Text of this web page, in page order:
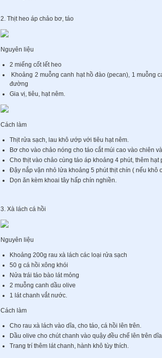
2. Thịt heo áp chảo bơ, táo
Nguyên liệu
2 miếng cốt lết heo
Khoảng 2 muỗng canh hạt hồ đào (pecan), 1 muỗng
đường
Gia vị, tiêu, hạt nêm.
Cách làm
Thịt rửa sạch, lau khô ướp với tiêu hạt nêm.
Bơ cho vào chảo nóng cho táo cắt múi cao vào chiên
Cho thịt vào chảo cùng táo áp khoảng 4 phút, thêm
Đậy nắp vặn nhỏ lửa khoảng 5 phút thịt chín ( nếu khô
Dọn ăn kèm khoai tây hấp chín nghiền.
3. Xà lách cá hồi
Nguyên liệu
Khoảng 200g rau xà lách các loại rửa sạch
50 g cá hồi xông khói
Nửa trái táo bào lát mỏng
2 muỗng canh dầu olive
1 lát chanh vắt nước.
Cách làm
Cho rau xà lách vào dĩa, cho táo, cá hồi lên trên.
Dầu olive cho chút chanh vào quậy đều chế lên trên
Trang trí thêm lát chanh, hành khô tùy thích.